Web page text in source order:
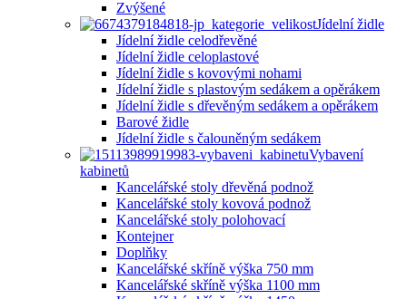
Zvýšené
Jídelní židle
Jídelní židle celodřevěné
Jídelní židle celoplastové
Jídelní židle s kovovými nohami
Jídelní židle s plastovým sedákem a opěrákem
Jídelní židle s dřevěným sedákem a opěrákem
Barové židle
Jídelní židle s čalouněným sedákem
Vybavení
kabinetů
Kancelářské stoly dřevěná podnož
Kancelářské stoly kovová podnož
Kancelářské stoly polohovací
Kontejner
Doplňky
Kancelářské skříně výška 750 mm
Kancelářské skříně výška 1100 mm